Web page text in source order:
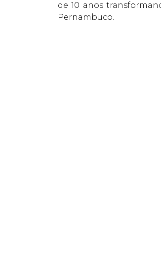
de 10 anos
Pernambuco.